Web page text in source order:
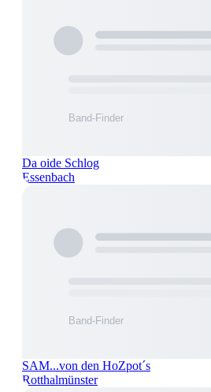
Da oide Schlog
Essenbach
SAM...von den HoZpot´s
Rotthalmünster